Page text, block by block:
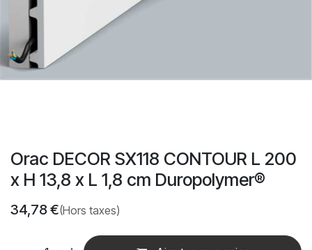
Orac DECOR SX118 CONTOUR L 200
x H 13,8 x L 1,8 cm Duropolymer® ‎
34,78€(Hors taxes)